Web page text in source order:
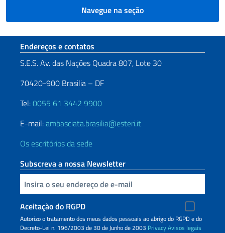
Navegue na seção
Seção de rodapé
Endereços e contatos
S.E.S. Av. das Nações Quadra 807, Lote 30
70420-900 Brasilia – DF
Tel:0055 61 3442 9900
E-mail:ambasciata.brasilia@esteri.it
Os escritórios da sede
Subscreva a nossa Newsletter
Inserisci la tua email
Aceitação do RGPD
Autorizo o tratamento dos meus dados pessoais ao abrigo do RGPD e do
Decreto-Lei n. 196/2003 de 30 de Junho de 2003 PrivacyAvisos legais